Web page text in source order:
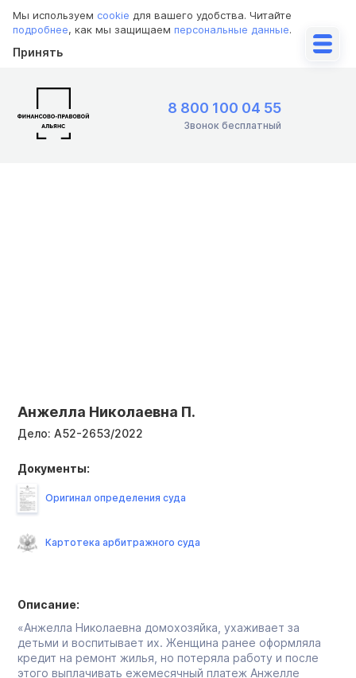
Мы используем cookie для вашего удобства. Читайте
подробнее, как мы защищаем персональные данные.
Принять
8 800 100 04 55
Звонок бесплатный
Анжелла Николаевна П.
Дело: А52-2653/2022
Описание:
«Анжелла Николаевна домохозяйка, ухаживает за
детьми и воспитывает их. Женщина ранее оформляла
кредит на ремонт жилья, но потеряла работу и после
этого выплачивать ежемесячный платеж Анжелле
Документы:
Оригинал определения суда
Картотека арбитражного суда